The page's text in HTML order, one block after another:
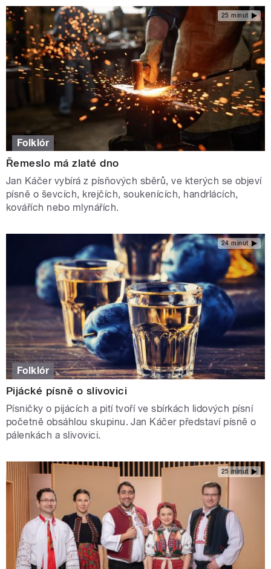
25 minut
Folklór
Řemeslo má zlaté dno
Jan Káčer vybírá z písňových sběrů, ve kterých se objeví
písně o ševcích, krejčích, soukenících, handrlácích,
kovářích nebo mlynářích.
24 minut
Folklór
Pijácké písně o slivovici
Písničky o pijácích a pití tvoří ve sbírkách lidových písní
početně obsáhlou skupinu. Jan Káčer představí písně o
pálenkách a slivovici.
25 minut